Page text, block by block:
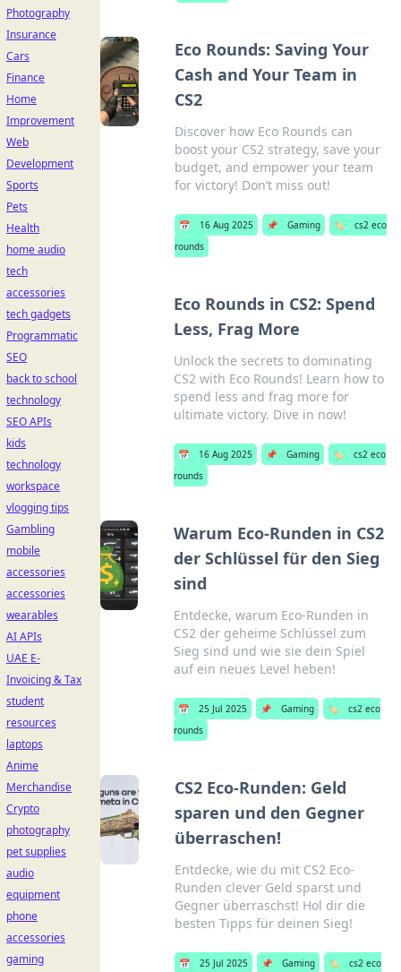
Eco Rounds: Saving Your
Cash and Your Team in
CS2
Discover how Eco Rounds can
boost your CS2 strategy, save your
budget, and empower your team
for victory! Don’t miss out!
📅 16 Aug 2025 📌 Gaming 🏷️
cs2 eco
rounds
Eco Rounds in CS2: Spend
Less, Frag More
Unlock the secrets to dominating
CS2 with Eco Rounds! Learn how to
spend less and frag more for
ultimate victory. Dive in now!
📅 16 Aug 2025 📌 Gaming 🏷️
cs2 eco
rounds
Warum Eco-Runden in CS2
der Schlüssel für den Sieg
sind
Entdecke, warum Eco-Runden in
CS2 der geheime Schlüssel zum
Sieg sind und wie sie dein Spiel
auf ein neues Level heben!
📅 25 Jul 2025 📌 Gaming 🏷️
cs2 eco
rounds
CS2 Eco-Runden: Geld
sparen und den Gegner
überraschen!
Entdecke, wie du mit CS2 Eco-
Runden clever Geld sparst und
Gegner überraschst! Hol dir die
besten Tipps für deinen Sieg!
📅 25 Jul 2025 📌 Gaming 🏷️
cs2 eco
Photography
Insurance
Cars
Finance
Home
Improvement
Web
Development
Sports
Pets
Health
home audio
tech
accessories
tech gadgets
Programmatic
SEO
back to school
technology
SEO APIs
kids
technology
workspace
vlogging tips
Gambling
mobile
accessories
accessories
wearables
AI APIs
UAE E-
Invoicing & Tax
student
resources
laptops
Anime
Merchandise
Crypto
photography
pet supplies
audio
equipment
phone
accessories
gaming